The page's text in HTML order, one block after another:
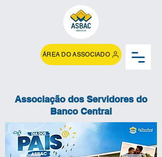
ÁREA DO ASSOCIADO
Associação dos Servidores do
Banco Central